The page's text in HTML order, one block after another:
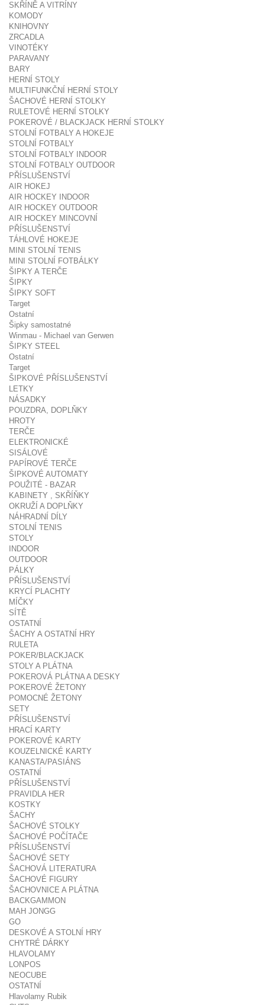
SKŘÍNĚ A VITRÍNY
KOMODY
KNIHOVNY
ZRCADLA
VINOTÉKY
PARAVANY
BARY
HERNÍ STOLY
MULTIFUNKČNÍ HERNÍ STOLY
ŠACHOVÉ HERNÍ STOLKY
RULETOVÉ HERNÍ STOLKY
POKEROVÉ / BLACKJACK HERNÍ STOLKY
STOLNÍ FOTBALY A HOKEJE
STOLNÍ FOTBALY
STOLNÍ FOTBALY INDOOR
STOLNÍ FOTBALY OUTDOOR
PŘÍSLUŠENSTVÍ
AIR HOKEJ
AIR HOCKEY INDOOR
AIR HOCKEY OUTDOOR
AIR HOCKEY MINCOVNÍ
PŘÍSLUŠENSTVÍ
TÁHLOVÉ HOKEJE
MINI STOLNÍ TENIS
MINI STOLNÍ FOTBÁLKY
ŠIPKY A TERČE
ŠIPKY
ŠIPKY SOFT
Target
Ostatní
Šipky samostatné
Winmau - Michael van Gerwen
ŠIPKY STEEL
Ostatní
Target
ŠIPKOVÉ PŘÍSLUŠENSTVÍ
LETKY
NÁSADKY
POUZDRA, DOPLŇKY
HROTY
TERČE
ELEKTRONICKÉ
SISÁLOVÉ
PAPÍROVÉ TERČE
ŠIPKOVÉ AUTOMATY
POUŽITÉ - BAZAR
KABINETY , SKŘÍŇKY
OKRUŽÍ A DOPLŇKY
NÁHRADNÍ DÍLY
STOLNÍ TENIS
STOLY
INDOOR
OUTDOOR
PÁLKY
PŘÍSLUŠENSTVÍ
KRYCÍ PLACHTY
MÍČKY
SÍTĚ
OSTATNÍ
ŠACHY A OSTATNÍ HRY
RULETA
POKER/BLACKJACK
STOLY A PLÁTNA
POKEROVÁ PLÁTNA A DESKY
POKEROVÉ ŽETONY
POMOCNÉ ŽETONY
SETY
PŘÍSLUŠENSTVÍ
HRACÍ KARTY
POKEROVÉ KARTY
KOUZELNICKÉ KARTY
KANASTA/PASIÁNS
OSTATNÍ
PŘÍSLUŠENSTVÍ
PRAVIDLA HER
KOSTKY
ŠACHY
ŠACHOVÉ STOLKY
ŠACHOVÉ POČÍTAČE
PŘÍSLUŠENSTVÍ
ŠACHOVÉ SETY
ŠACHOVÁ LITERATURA
ŠACHOVÉ FIGURY
ŠACHOVNICE A PLÁTNA
BACKGAMMON
MAH JONGG
GO
DESKOVÉ A STOLNÍ HRY
CHYTRÉ DÁRKY
HLAVOLAMY
LONPOS
NEOCUBE
OSTATNÍ
Hlavolamy Rubik